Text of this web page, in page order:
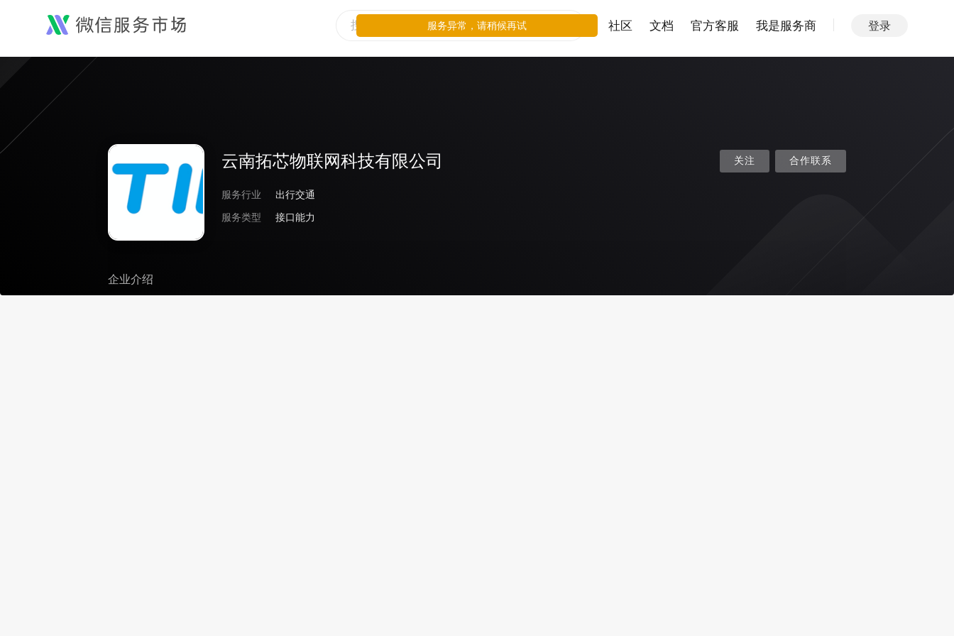
社区 文档 官方客服 我是服务商 登录
云南拓芯物联网科技有限公司
服务行业
出行交通
服务类型
接口能力
关注 合作联系
企业介绍
服务异常，请稍候再试